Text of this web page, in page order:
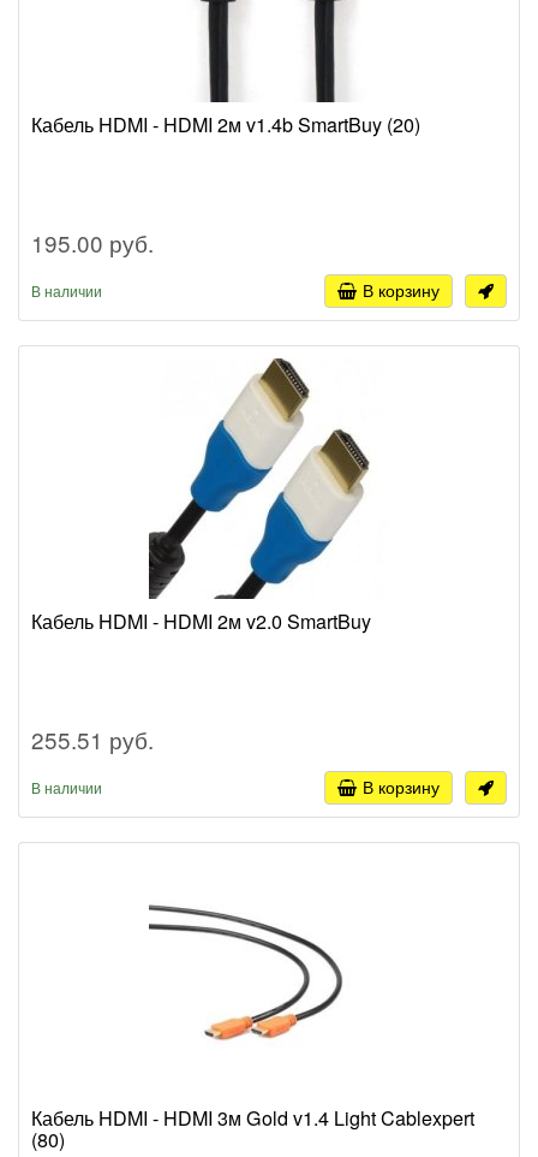
Кабель HDMI - HDMI 2м v1.4b SmartBuy (20)
195.00 руб.
В наличии В корзину
Кабель HDMI - HDMI 2м v2.0 SmartBuy
255.51 руб.
В наличии В корзину
Кабель HDMI - HDMI 3м Gold v1.4 Light Cablexpert
(80)